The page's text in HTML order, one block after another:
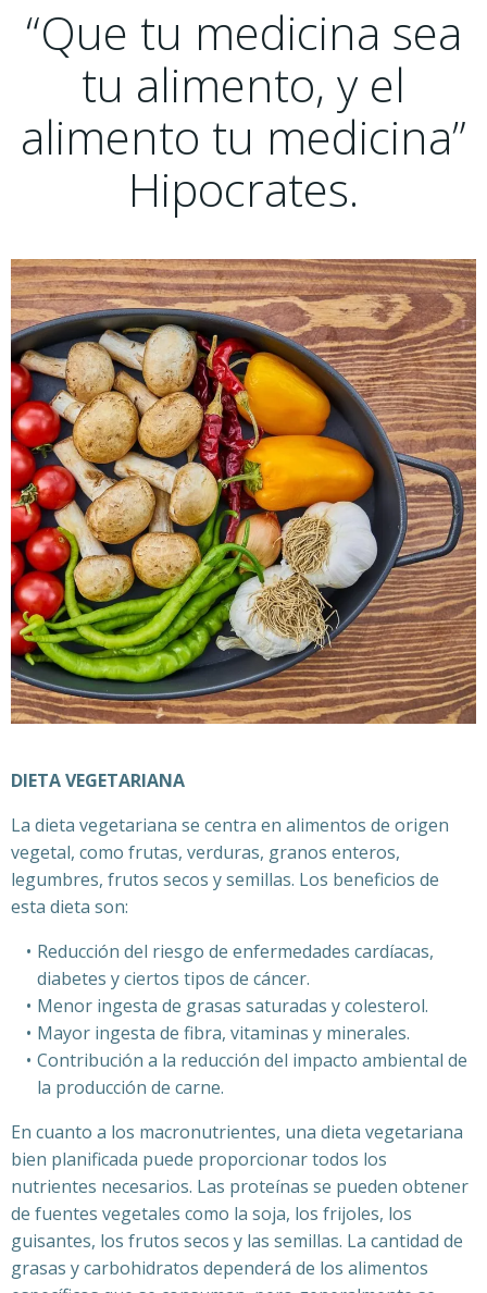
“Que tu medicina sea
tu alimento, y el
alimento tu medicina”
Hipocrates.
DIETA VEGETARIANA
La dieta vegetariana se centra en alimentos de origen
vegetal, como frutas, verduras, granos enteros,
legumbres, frutos secos y semillas. Los beneficios de
esta dieta son:
Reducción del riesgo de enfermedades cardíacas,
diabetes y ciertos tipos de cáncer.
Menor ingesta de grasas saturadas y colesterol.
Mayor ingesta de fibra, vitaminas y minerales.
Contribución a la reducción del impacto ambiental de
la producción de carne.
En cuanto a los macronutrientes, una dieta vegetariana
bien planificada puede proporcionar todos los
nutrientes necesarios. Las proteínas se pueden obtener
de fuentes vegetales como la soja, los frijoles, los
guisantes, los frutos secos y las semillas. La cantidad de
grasas y carbohidratos dependerá de los alimentos